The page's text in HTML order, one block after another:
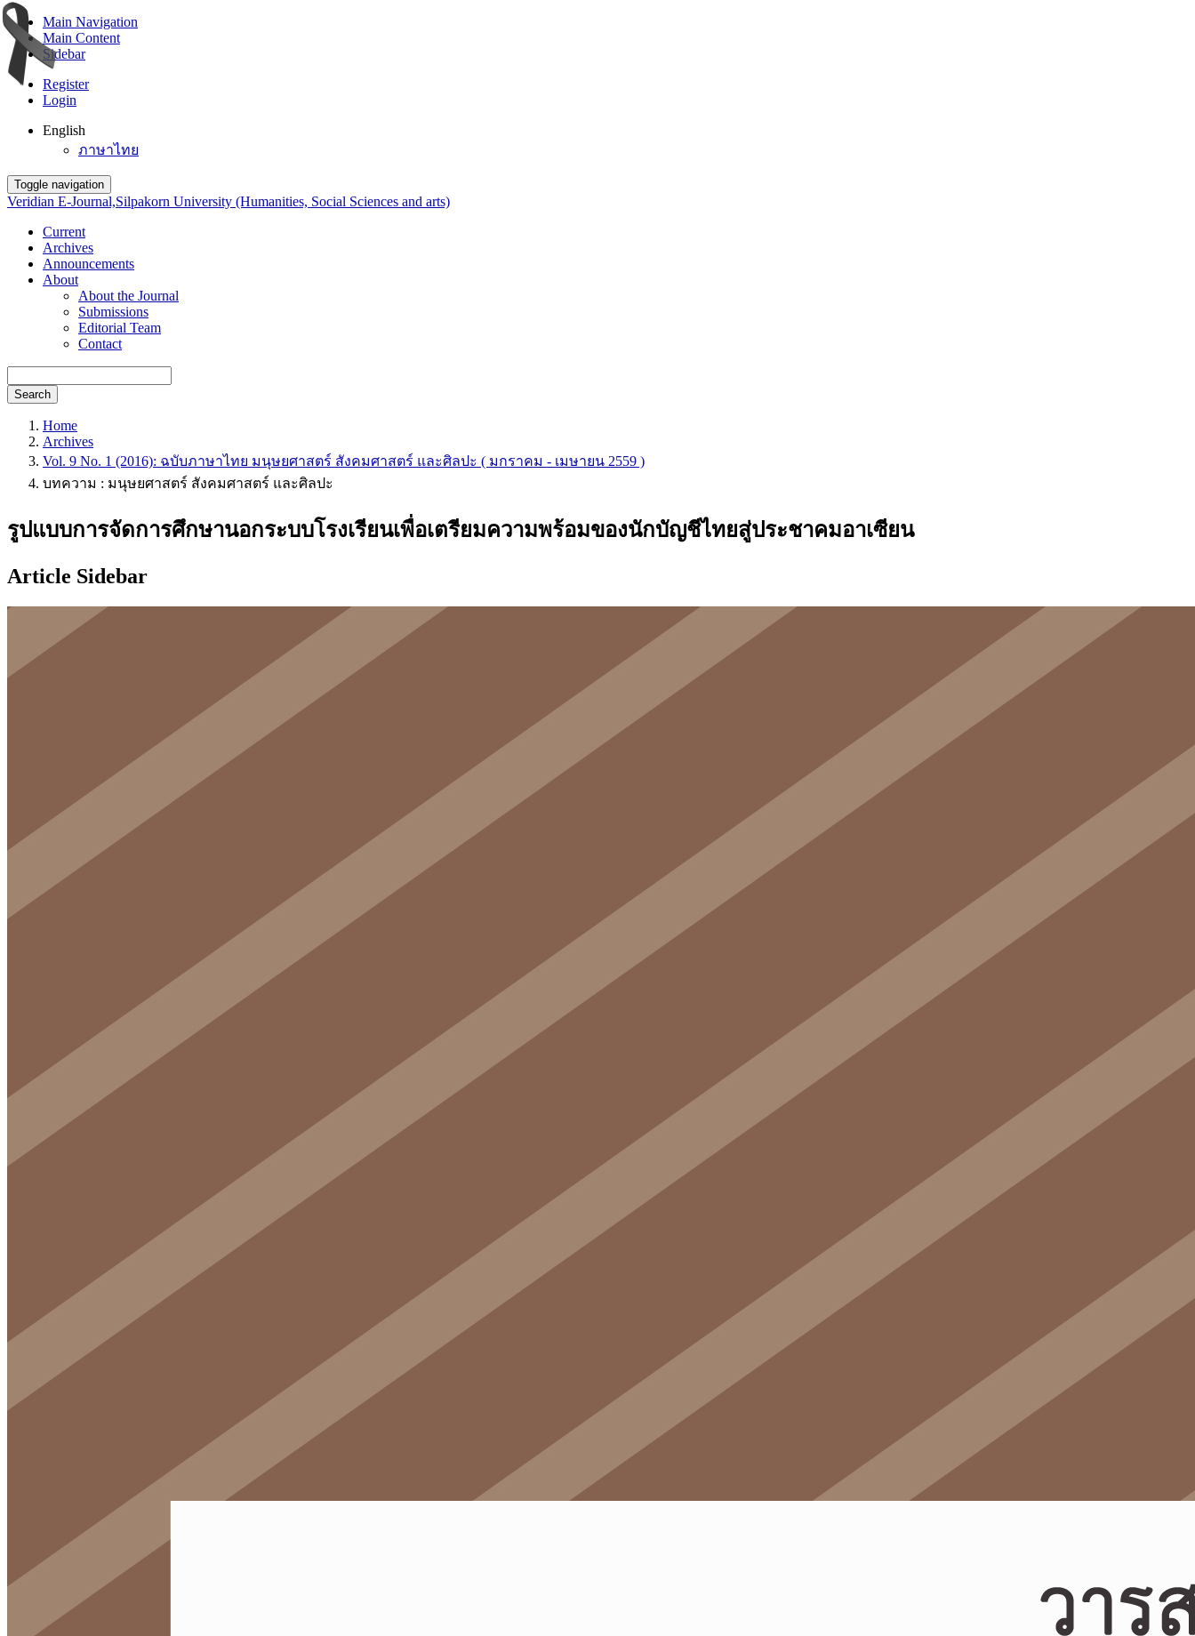
Main Navigation
Main Content
Sidebar
Register
Login
English
ภาษาไทย
Toggle navigation
Veridian E-Journal,Silpakorn University (Humanities, Social Sciences and arts)
Current
Archives
Announcements
About
About the Journal
Submissions
Editorial Team
Contact
Search
Home
Archives
Vol. 9 No. 1 (2016): ฉบับภาษาไทย มนุษยศาสตร์ สังคมศาสตร์ และศิลปะ ( มกราคม - เมษายน 2559 )
บทความ : มนุษยศาสตร์ สังคมศาสตร์ และศิลปะ
รูปแบบการจัดการศึกษานอกระบบโรงเรียนเพื่อเตรียมความพร้อมของนักบัญชีไทยสู่ประชาคมอาเซียน
Article Sidebar